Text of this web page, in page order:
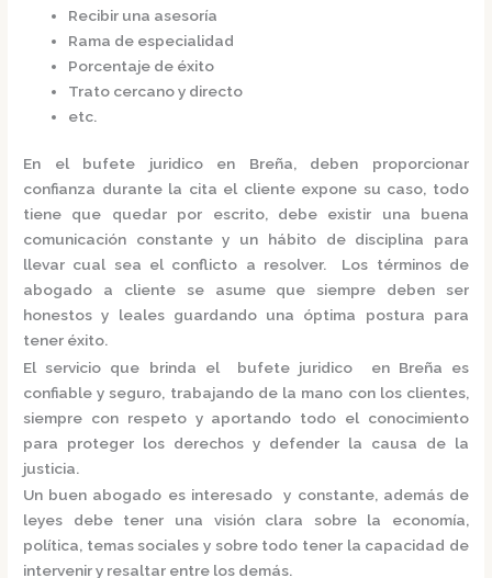
Recibir una asesoría
Rama de especialidad
Porcentaje de éxito
Trato cercano y directo
etc.
En el bufete juridico en Breña, deben proporcionar
confianza durante la cita el cliente expone su caso, todo
tiene que quedar por escrito, debe existir una buena
comunicación constante y un hábito de disciplina para
llevar cual sea el conflicto a resolver. Los términos de
abogado a cliente se asume que siempre deben ser
honestos y leales guardando una óptima postura para
tener éxito.
El servicio que brinda el
bufete juridico en Breña es
confiable y seguro, trabajando de la mano con los clientes,
siempre con respeto y aportando todo el conocimiento
para proteger los derechos y defender la causa de la
justicia.
Un buen abogado es interesado y constante, además de
leyes debe tener una visión clara sobre la economía,
política, temas sociales y sobre todo tener la capacidad de
intervenir y resaltar entre los demás.